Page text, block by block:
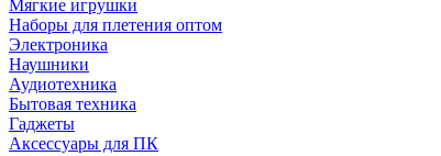
Мягкие игрушки
Наборы для плетения оптом
Электроника
Наушники
Аудиотехника
Бытовая техника
Гаджеты
Аксессуары для ПК